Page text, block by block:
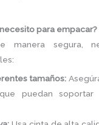
para empacar?
manera segura,
tamaños:
puedan